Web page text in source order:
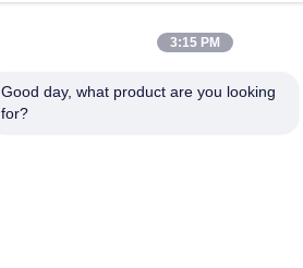
গরম করার ফাংশন সরবরাহ
3:15 PM
Good day, what product are you looking
for?